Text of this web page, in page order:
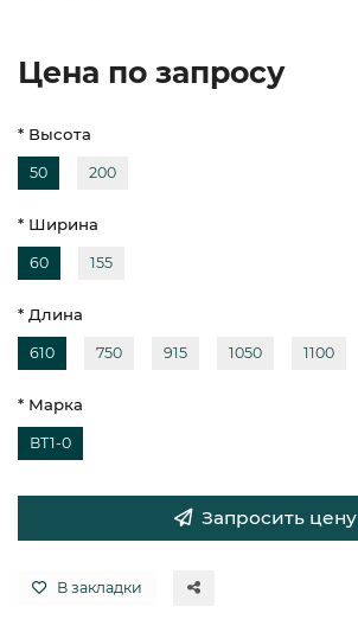
Цена по запросу
* Высота
50 200
* Ширина
60 155
* Длина
610 750 915 1050 1100
* Марка
ВТ1-0
Запросить цену
В закладки